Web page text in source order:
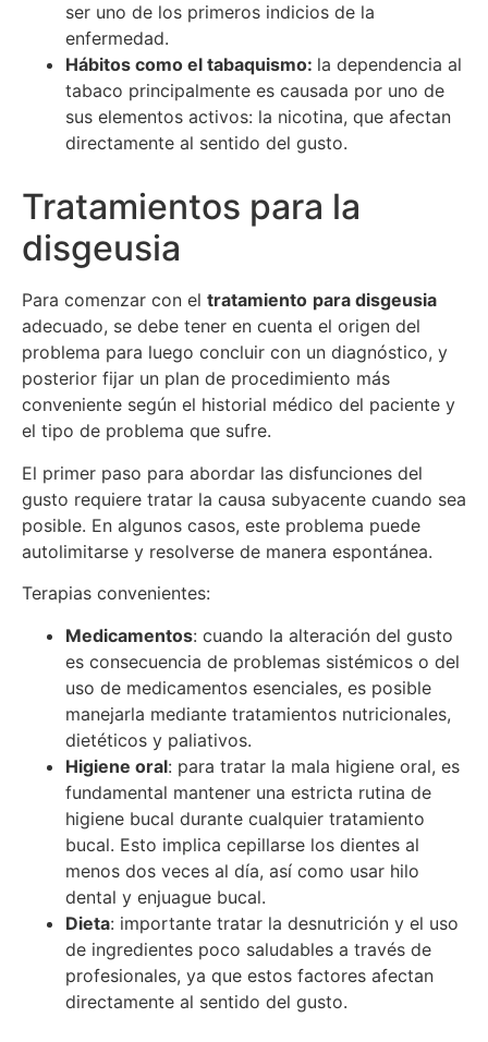
ser uno de los primeros indicios de la
enfermedad.
Hábitos como el tabaquismo: la dependencia al
tabaco principalmente es causada por uno de
sus elementos activos: la nicotina, que afectan
directamente al sentido del gusto.
Tratamientos para la
disgeusia
Para comenzar con el tratamiento para disgeusia
adecuado, se debe tener en cuenta el origen del
problema para luego concluir con un diagnóstico, y
posterior fijar un plan de procedimiento más
conveniente según el historial médico del paciente y
el tipo de problema que sufre.
El primer paso para abordar las disfunciones del
gusto requiere tratar la causa subyacente cuando sea
posible. En algunos casos, este problema puede
autolimitarse y resolverse de manera espontánea.
Terapias convenientes:
Medicamentos: cuando la alteración del gusto
es consecuencia de problemas sistémicos o del
uso de medicamentos esenciales, es posible
manejarla mediante tratamientos nutricionales,
dietéticos y paliativos.
Higiene oral: para tratar la mala higiene oral, es
fundamental mantener una estricta rutina de
higiene bucal durante cualquier tratamiento
bucal. Esto implica cepillarse los dientes al
menos dos veces al día, así como usar hilo
dental y enjuague bucal.
Dieta: importante tratar la desnutrición y el uso
de ingredientes poco saludables a través de
profesionales, ya que estos factores afectan
directamente al sentido del gusto.